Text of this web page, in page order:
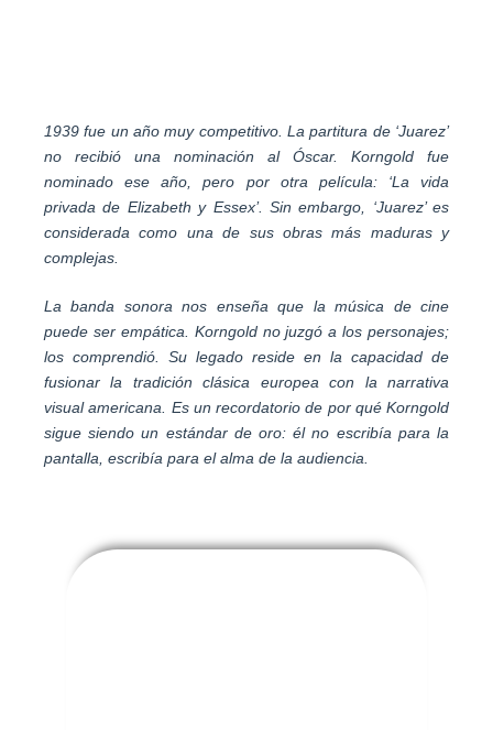
1939 fue un año muy competitivo. La partitura de ‘Juarez’
no recibió una nominación al Óscar. Korngold fue
nominado ese año, pero por otra película: ‘La vida
privada de Elizabeth y Essex’. Sin embargo, ‘Juarez’ es
considerada como una de sus obras más maduras y
complejas.
La banda sonora nos enseña que la música de cine
puede ser empática. Korngold no juzgó a los personajes;
los comprendió. Su legado reside en la capacidad de
fusionar la tradición clásica europea con la narrativa
visual americana. Es un recordatorio de por qué Korngold
sigue siendo un estándar de oro: él no escribía para la
pantalla, escribía para el alma de la audiencia.